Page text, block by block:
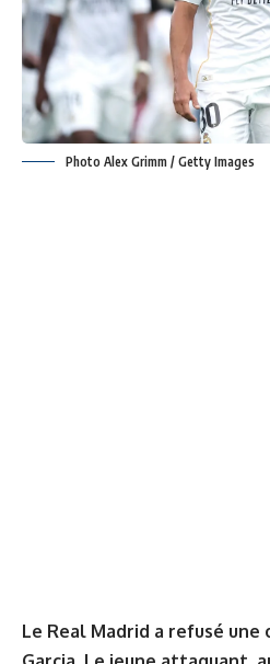
Photo Alex Grimm / Getty Images
Le Real Madrid a refusé